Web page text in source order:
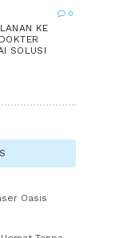
0
KE
SOLUSI
Oasis